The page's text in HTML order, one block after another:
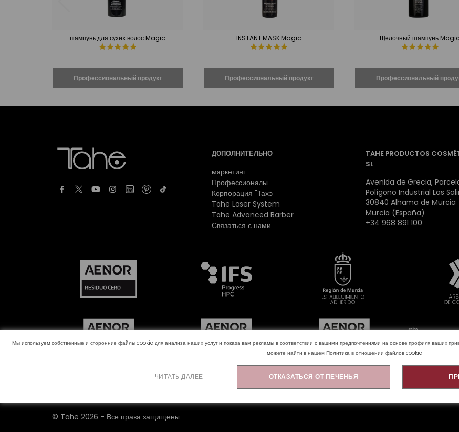
Мы используем собственные и сторонние файлы cookie для анализа наших услуг и показа вам рекламы в соответствии с вашими предпочтениями на основе профиля ваших
можете найти в нашем Политика в отношении файлов cookie
ЧИТАТЬ ДАЛЕЕ ОТКАЗАТЬСЯ ОТ ПЕЧЕНЬЯ
шампунь для сухих волос Magic INSTANT MASK Magic Щелочный шампунь
ДОПОЛНИТЕЛЬНО
маркетинг
Профессионалы
Корпорация "Тахэ
Tahe Laser System
Tahe Advanced Barber
Связаться с нами
TAHE PRODUCTOS
SL
Avenida de Grecia,
Polígono Industrial Las
30840 Alhama de Murcia
Murcia (España)
+34 968 891 100
Политика использования файлов cookie Политика конфиденциальности Юридическое
© Tahe 2026 - Все права защищены